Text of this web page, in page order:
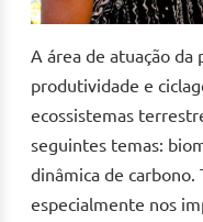
A área de atuação da
produtividade e
ecossistemas
seguintes temas:
dinâmica de carbono.
especialmente nos